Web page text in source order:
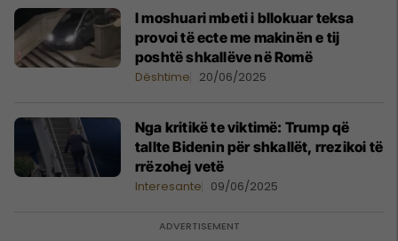
I moshuari mbeti i bllokuar teksa
provoi të ecte me makinën e tij
poshtë shkallëve në Romë
Dështime 20/06/2025
Nga kritikë te viktimë: Trump që
tallte Bidenin për shkallët, rrezikoi të
rrëzohej vetë
Interesante 09/06/2025